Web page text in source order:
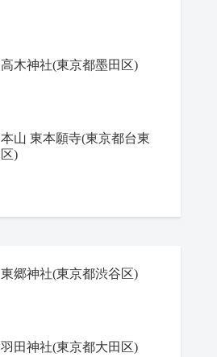
高木神社(東京都墨田区)
本山 東本願寺(東京都台東
区)
東郷神社(東京都渋谷区)
羽田神社(東京都大田区)